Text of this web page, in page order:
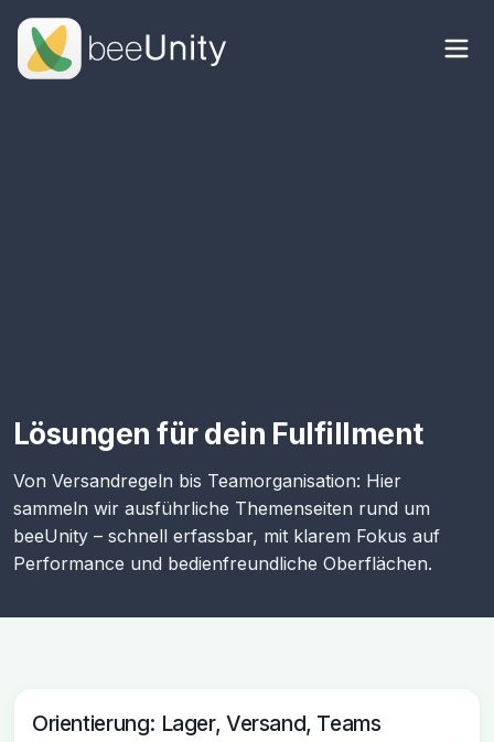
Lösungen für dein Fulfillment
Von Versandregeln bis Teamorganisation: Hier
sammeln wir ausführliche Themenseiten rund um
beeUnity – schnell erfassbar, mit klarem Fokus auf
Performance und bedienfreundliche Oberflächen.
Orientierung: Lager, Versand, Teams